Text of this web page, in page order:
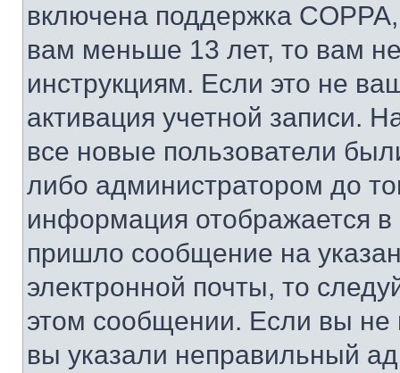
включена поддержка
вам меньше 13 лет, то вам
инструкциям. Если это не
активация учетной записи.
все новые пользователи
либо администратором до
информация отображается
пришло сообщение на
электронной почты, то
этом сообщении. Если вы
вы указали неправильный